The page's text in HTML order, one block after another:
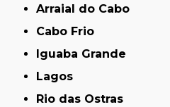
Arraial do Cabo
Cabo Frio
Iguaba Grande
Lagos
Rio das Ostras